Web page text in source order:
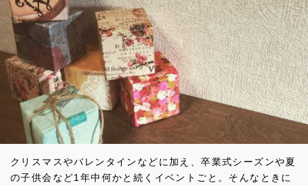
クリスマスやバレンタインなどに加え、卒業式シーズンや夏
の子供会など1年中何かと続くイベントごと。そんなときに